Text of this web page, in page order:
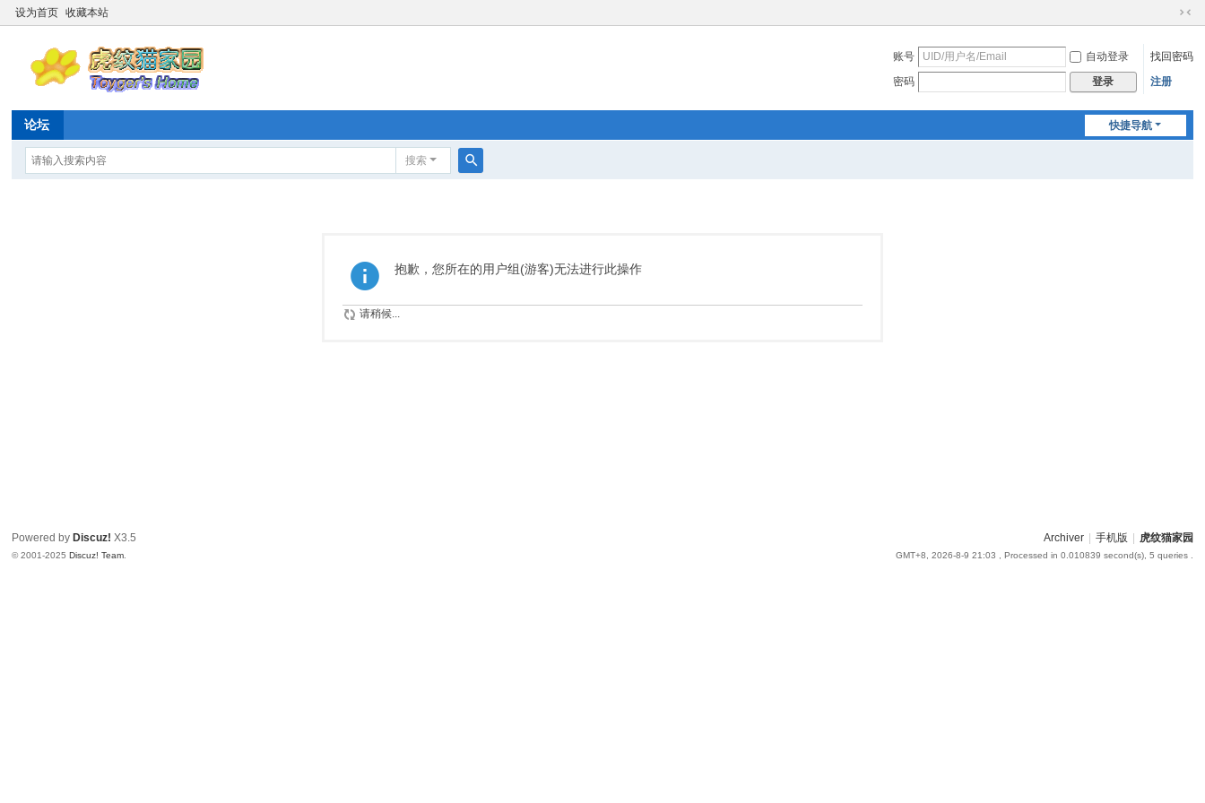
设为首页 收藏本站
切
到
账号 自动登录
找回密码
密码
登录 注册
快捷导航
论坛
搜索
抱歉，您所在的用户组(游客)无法进行此操作
请稍候...
Archiver 手机版 虎纹猫家园
GMT+8, 2026-8-9 21:03 , Processed in 0.010839 second(s), 5 queries .
Powered by Discuz! X3.5
© 2001-2025Discuz! Team